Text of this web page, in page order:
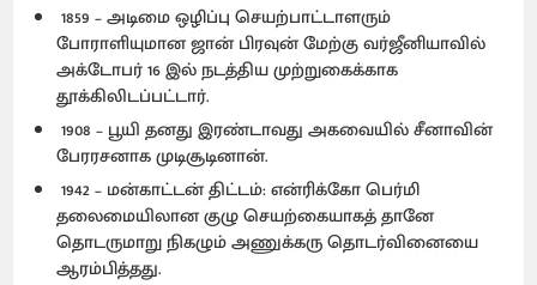
1859 – அடிமை ஒழிப்பு செயற்பாட்டாளரும்
போராளியுமான ஜான் பிரவுன் மேற்கு வர்ஜீனியாவில்
அக்டோபர் 16 இல் நடத்திய முற்றுகைக்காக
தூக்கிலிடப்பட்டார்.
1908 – பூயி தனது இரண்டாவது அகவையில் சீனாவின்
பேரரசனாக முடிசூடினான்.
1942 – மன்காட்டன் திட்டம்: என்ரிக்கோ பெர்மி
தலைமையிலான குழு செயற்கையாகத் தானே
தொடருமாறு நிகழும் அணுக்கரு தொடர்வினையை
ஆரம்பித்தது.